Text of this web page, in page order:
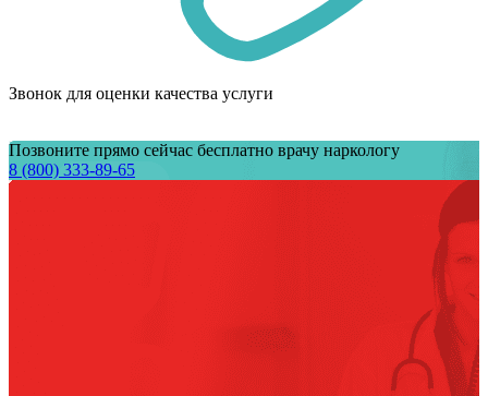
Звонок для оценки качества услуги
Позвоните прямо сейчас бесплатно врачу наркологу
8 (800) 333-89-65